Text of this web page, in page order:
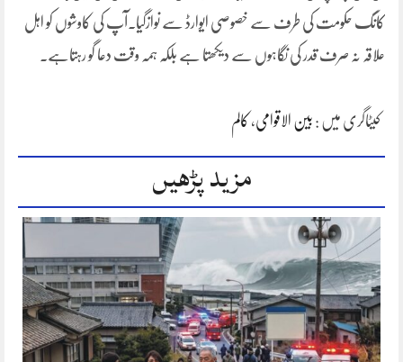
کانگ حکومت کی طرف سے خصوصی ایوارڈ سے نوازگیا۔آپ کی کاوشوں کو اہل
علاقہ نہ صرف قدر کی نگاہوں سے دیکھتا ہے بلکہ ہمہ وقت دعا گو رہتاہے۔
کیٹاگری میں : بین الاقوامی، کالم
مزید پڑھیں